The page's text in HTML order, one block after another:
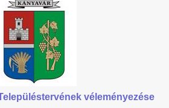
véleményezése